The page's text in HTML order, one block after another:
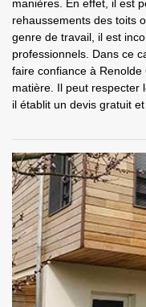
manières. En effet, il est
rehaussements des toits
genre de travail, il est
professionnels. Dans ce
faire confiance à
matière. Il peut respecter
il établit un devis gratuit